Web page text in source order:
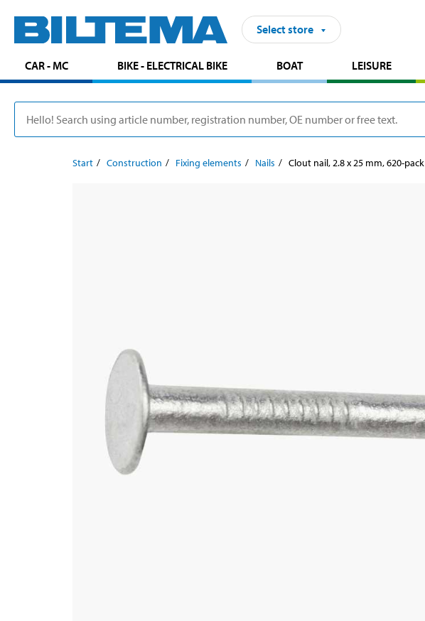
Select store
CAR - MC BIKE - ELECTRICAL BIKE BOAT LEISURE
Start Construction Fixing elements Nails Clout nail, 2.8 x 25 mm, 620-pack